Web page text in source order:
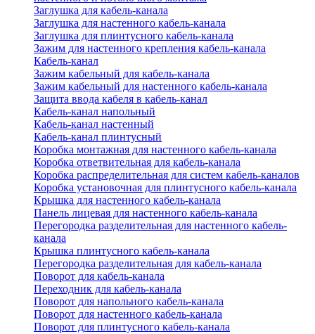
Заглушка для кабель-канала
Заглушка для настенного кабель-канала
Заглушка для плинтусного кабель-канала
Зажим для настенного крепления кабель-канала
Кабель-канал
Зажим кабельный для кабель-канала
Зажим кабельный для настенного кабель-канала
Защита ввода кабеля в кабель-канал
Кабель-канал напольный
Кабель-канал настенный
Кабель-канал плинтусный
Коробка монтажная для настенного кабель-канала
Коробка ответвительная для кабель-канала
Коробка распределительная для систем кабель-каналов
Коробка установочная для плинтусного кабель-канала
Крышка для настенного кабель-канала
Панель лицевая для настенного кабель-канала
Перегородка разделительная для настенного кабель-
канала
Крышка плинтусного кабель-канала
Перегородка разделительная для кабель-канала
Поворот для кабель-канала
Переходник для кабель-канала
Поворот для напольного кабель-канала
Поворот для настенного кабель-канала
Поворот для плинтусного кабель-канала